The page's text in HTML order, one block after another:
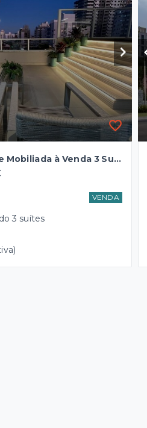
Cobertura Finamente Mobiliada à Venda 3 Suítes 215 m² Privativos, 4 Vagas de Garagem Próximo à Estácio de Sá - Barreiros - São José-SC
VENDA
3 suítes